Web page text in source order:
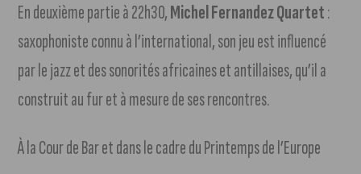
En deuxième partie à 22h30,Michel Fernandez Quartet:
saxophoniste connu à l’international, son jeu est influencé
par le jazz et des sonorités africaines et antillaises, qu’il a
construit au fur et à mesure de ses rencontres.
À la Cour de Bar et dans le cadre du Printemps de l’Europe